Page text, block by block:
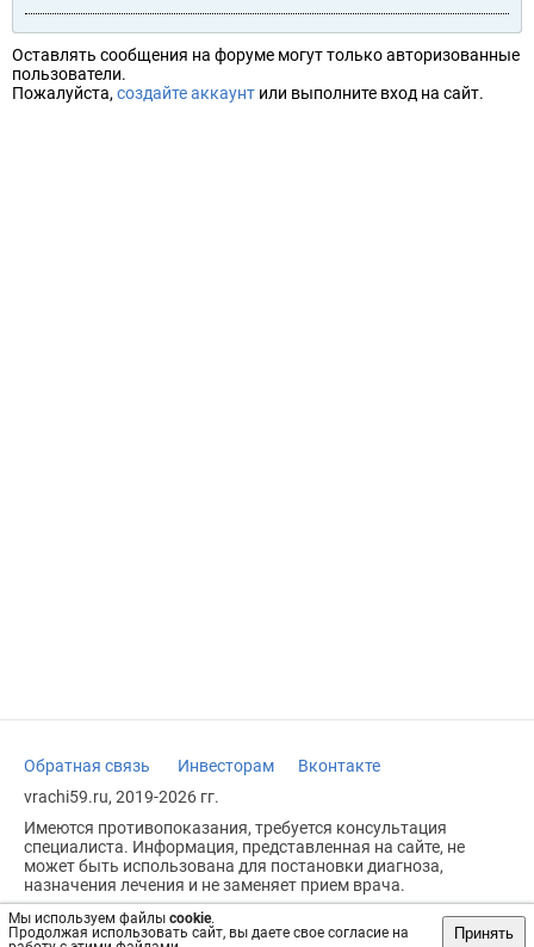
Мы используем файлы cookie.
Продолжая использовать сайт, вы даете свое согласие на
Принять
Оставлять сообщения на форуме могут только авторизованные
пользователи.
Пожалуйста, создайте аккаунт или выполните вход на сайт.
Обратная связь Инвесторам
Вконтакте
vrachi59.ru, 2019-2026 гг.
Имеются противопоказания, требуется консультация
специалиста. Информация, представленная на сайте, не
может быть использована для постановки диагноза,
назначения лечения и не заменяет прием врача.
Возрастное ограничение: 18+